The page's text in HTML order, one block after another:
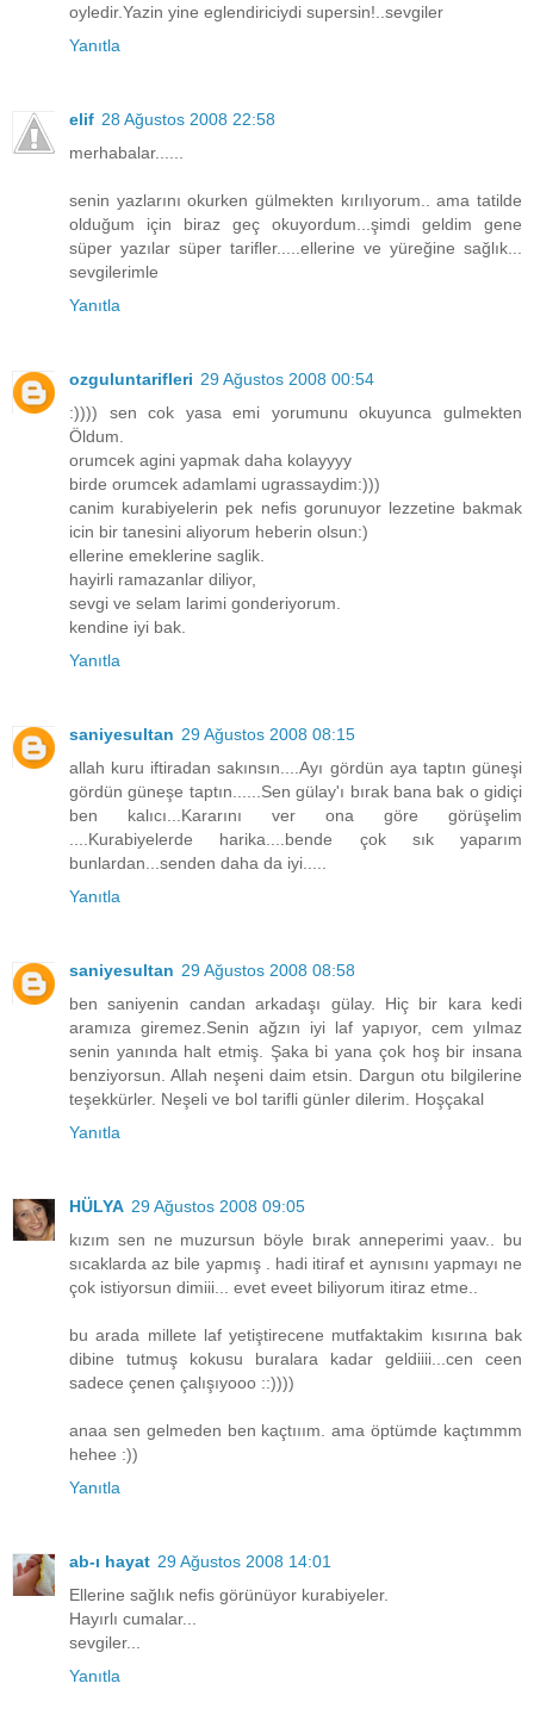
oyledir.Yazin yine eglendiriciydi supersin!..sevgiler
Yanıtla
elif 28 Ağustos 2008 22:58
merhabalar......
senin yazlarını okurken gülmekten kırılıyorum.. ama tatilde
olduğum için biraz geç okuyordum...şimdi geldim gene
süper yazılar süper tarifler.....ellerine ve yüreğine sağlık...
sevgilerimle
Yanıtla
ozguluntarifleri 29 Ağustos 2008 00:54
:)))) sen cok yasa emi yorumunu okuyunca gulmekten
Öldum.
orumcek agini yapmak daha kolayyyy
birde orumcek adamlami ugrassaydim:)))
canim kurabiyelerin pek nefis gorunuyor lezzetine bakmak
icin bir tanesini aliyorum heberin olsun:)
ellerine emeklerine saglik.
hayirli ramazanlar diliyor,
sevgi ve selam larimi gonderiyorum.
kendine iyi bak.
Yanıtla
saniyesultan 29 Ağustos 2008 08:15
allah kuru iftiradan sakınsın....Ayı gördün aya taptın güneşi
gördün güneşe taptın......Sen gülay'ı bırak bana bak o gidiçi
ben kalıcı...Kararını ver ona göre görüşelim
....Kurabiyelerde harika....bende çok sık yaparım
bunlardan...senden daha da iyi.....
Yanıtla
saniyesultan 29 Ağustos 2008 08:58
ben saniyenin candan arkadaşı gülay. Hiç bir kara kedi
aramıza giremez.Senin ağzın iyi laf yapıyor, cem yılmaz
senin yanında halt etmiş. Şaka bi yana çok hoş bir insana
benziyorsun. Allah neşeni daim etsin. Dargun otu bilgilerine
teşekkürler. Neşeli ve bol tarifli günler dilerim. Hoşçakal
Yanıtla
HÜLYA 29 Ağustos 2008 09:05
kızım sen ne muzursun böyle bırak anneperimi yaav.. bu
sıcaklarda az bile yapmış . hadi itiraf et aynısını yapmayı ne
çok istiyorsun dimiii... evet eveet biliyorum itiraz etme..
bu arada millete laf yetiştirecene mutfaktakim kısırına bak
dibine tutmuş kokusu buralara kadar geldiiii...cen ceen
sadece çenen çalışıyooo ::))))
anaa sen gelmeden ben kaçtııım. ama öptümde kaçtımmm
hehee :))
Yanıtla
ab-ı hayat 29 Ağustos 2008 14:01
Ellerine sağlık nefis görünüyor kurabiyeler.
Hayırlı cumalar...
sevgiler...
Yanıtla